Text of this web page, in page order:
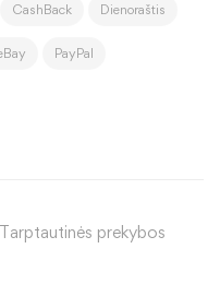
CashBack Dienoraštis
PayPal
prekybos